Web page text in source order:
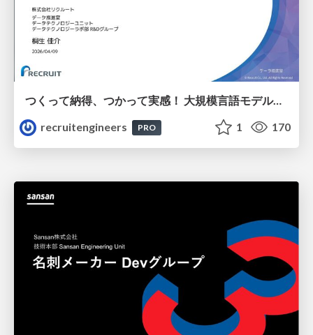
つくって納得、つかって実感！ 大規模言語モデルことはじめ ver2.0
recruitengineers
PRO 1 170